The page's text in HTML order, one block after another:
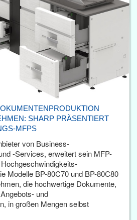
SHARP PRÄSENTIERT
MFPS
von Business-
-Services, erweitert sein MFP-
Modelle BP-80C70 und BP-80C80
die hochwertige Dokumente,
und
in großen Mengen selbst